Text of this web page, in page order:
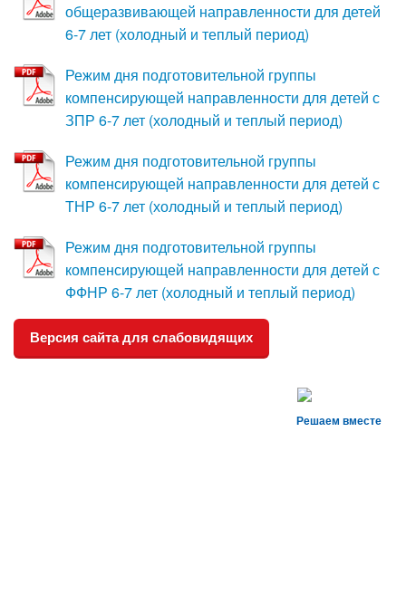
общеразвивающей направленности для детей
6-7 лет (холодный и теплый период)
Режим дня подготовительной группы
компенсирующей направленности для детей с
ЗПР 6-7 лет (холодный и теплый период)
Режим дня подготовительной группы
компенсирующей направленности для детей с
ТНР 6-7 лет (холодный и теплый период)
Режим дня подготовительной группы
компенсирующей направленности для детей с
ФФНР 6-7 лет (холодный и теплый период)
Версия сайта для слабовидящих
Решаем вместе